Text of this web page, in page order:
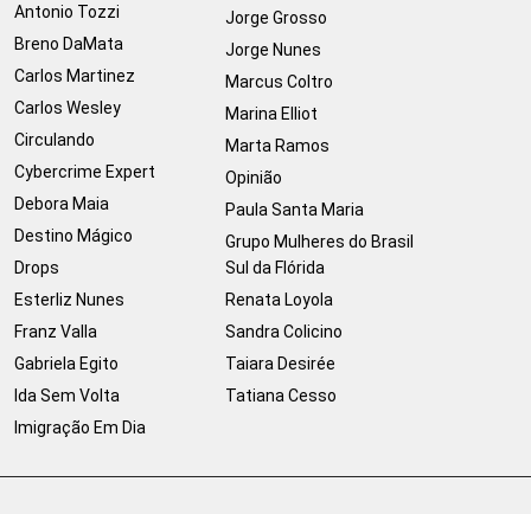
Antonio Tozzi
Breno DaMata
Carlos Martinez
Carlos Wesley
Circulando
Cybercrime Expert
Debora Maia
Destino Mágico
Drops
Esterliz Nunes
Franz Valla
Gabriela Egito
Ida Sem Volta
Imigração Em Dia
Jorge Grosso
Jorge Nunes
Marcus Coltro
Marina Elliot
Marta Ramos
Opinião
Paula Santa Maria
Grupo Mulheres do Brasil
Sul da Flórida
Renata Loyola
Sandra Colicino
Taiara Desirée
Tatiana Cesso